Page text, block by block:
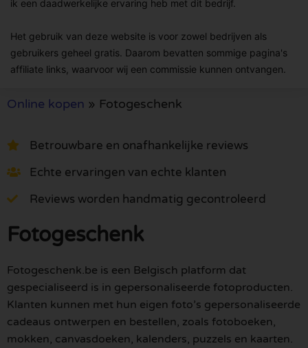
ik een daadwerkelijke ervaring heb met dit bedrijf.
Het gebruik van deze website is voor zowel bedrijven als
gebruikers geheel gratis. Daarom bevatten sommige pagina's
affiliate links, waarvoor wij een commissie kunnen ontvangen.
Online kopen » Fotogeschenk
Betrouwbare en onafhankelijke reviews
Echte ervaringen van echte klanten
Reviews worden handmatig gecontroleerd
Fotogeschenk
Fotogeschenk.be is een Belgisch platform dat
gespecialiseerd is in gepersonaliseerde fotoproducten.
Klanten kunnen met hun eigen foto’s gepersonaliseerde
cadeaus ontwerpen en bestellen, zoals fotoboeken,
mokken, canvasdoeken, kalenders, puzzels en kaarten.